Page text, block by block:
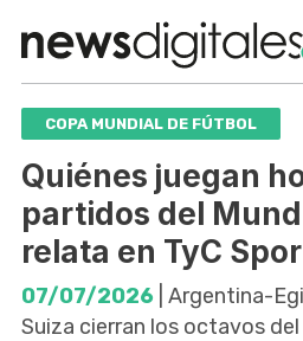
COPA MUNDIAL DE FÚTBOL
Quiénes juegan
partidos del
relata en TyC
07/07/2026 | Argentina-
Suiza cierran los octavos